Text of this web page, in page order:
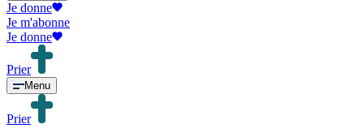
Je donne
Je m'abonne
Je donne
Prier
Menu
Prier